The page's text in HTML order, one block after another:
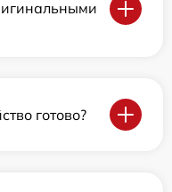
готово?